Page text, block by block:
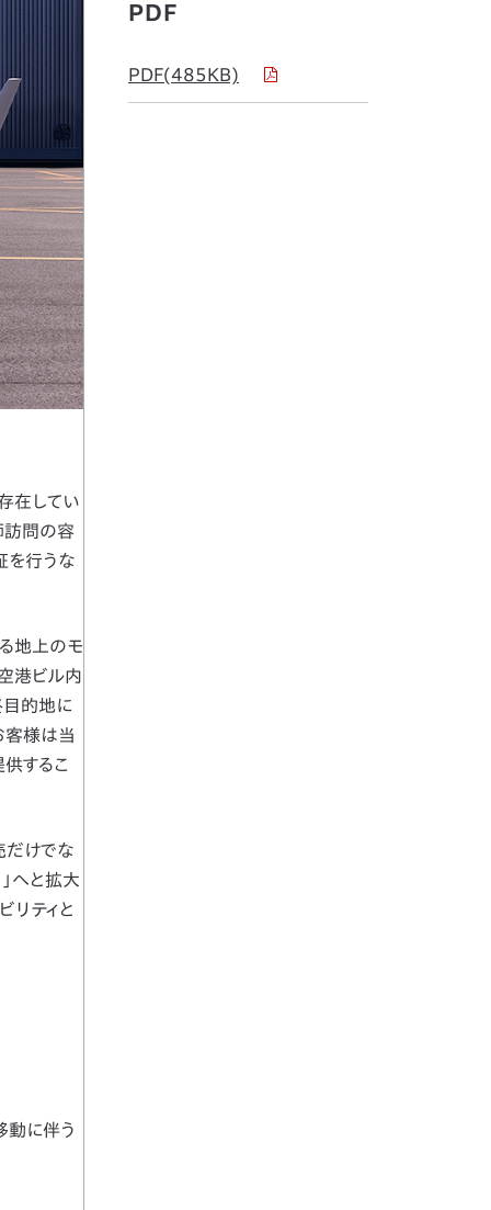
在してい
訪問の容
を行うな
地上のモ
港ビル内
目的地に
客様は当
するこ
だけでな
へと拡大
リティと
動に伴う
PDF
PDF(485KB)